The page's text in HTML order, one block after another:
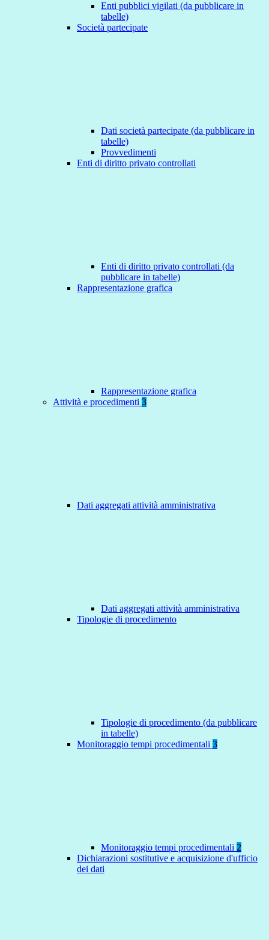
Enti pubblici vigilati (da pubblicare in
tabelle)
Società partecipate
Dati società partecipate (da pubblicare in
tabelle)
Provvedimenti
Enti di diritto privato controllati
Enti di diritto privato controllati (da
pubblicare in tabelle)
Rappresentazione grafica
Rappresentazione grafica
Attività e procedimenti 3
Dati aggregati attività amministrativa
Dati aggregati attività amministrativa
Tipologie di procedimento
Tipologie di procedimento (da pubblicare
in tabelle)
Monitoraggio tempi procedimentali 3
Monitoraggio tempi procedimentali 2
Dichiarazioni sostitutive e acquisizione d'ufficio
dei dati